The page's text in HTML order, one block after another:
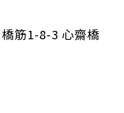
筋1-8-3 心齋橋